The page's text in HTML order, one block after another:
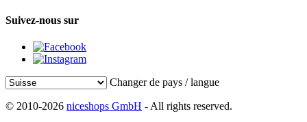
Suivez-nous sur
Changer de pays / langue
© 2010-2026 niceshops GmbH - All rights reserved.